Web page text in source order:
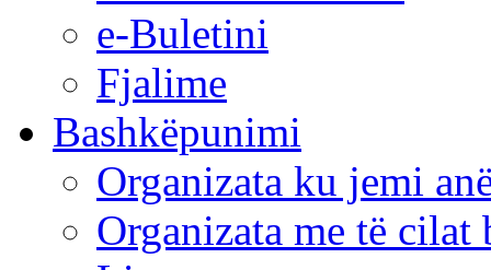
e-Buletini
Fjalime
Bashkëpunimi
Organizata ku jemi
Organizata me të cilat